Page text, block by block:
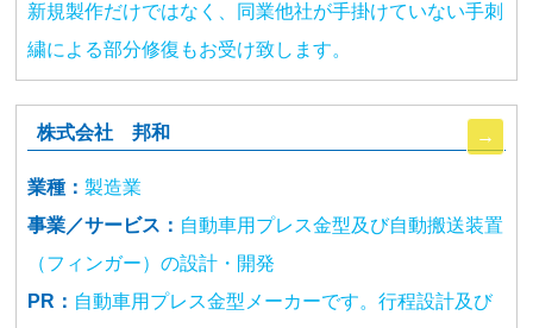
新規製作だけではなく、同業他社が手掛けていない手刺
繍による部分修復もお受け致します。
株式会社 邦和
業種： 製造業
事業／サービス： 自動車用プレス金型及び自動搬送装置
（フィンガー）の設計・開発
PR： 自動車用プレス金型メーカーです。行程設計及び